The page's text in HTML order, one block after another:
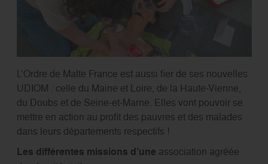
L’Ordre de Malte France est aussi fier de ses nouvelles
UDIOM : celle du Maine et Loire, de la Haute-Vienne,
du Doubs et de Seine-et-Marne. Elles vont pouvoir se
mettre en action au profit des pauvres et des malades
dans leurs départements respectifs !
Les différentes missions d’une association agréée